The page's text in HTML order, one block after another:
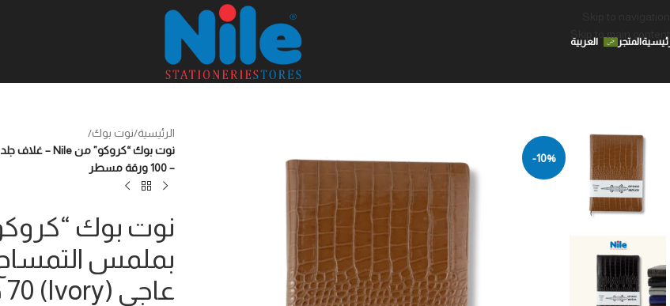
Skip to main content
المتجر العربية
-10%
الرئيسية/نوت بوك/
– 100 ورقة مسطر
عاجي (Ivory) 70 جرام – 100 ورقة مسطر